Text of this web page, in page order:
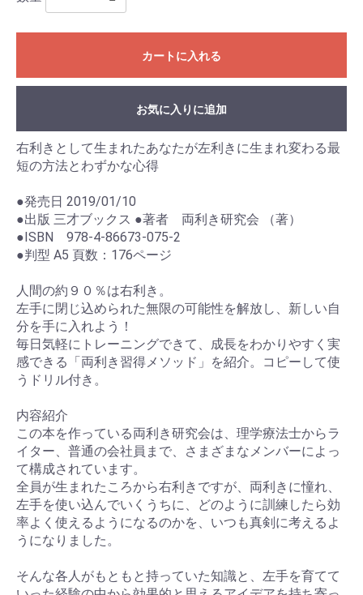
カートに入れる
お気に入りに追加
右利きとして生まれたあなたが左利きに生まれ変わる最
短の方法とわずかな心得
●発売日 2019/01/10
●出版 三才ブックス ●著者 両利き研究会 （著）
●ISBN 978-4-86673-075-2
●判型 A5 頁数：176ページ
人間の約９０％は右利き。
左手に閉じ込められた無限の可能性を解放し、新しい自
分を手に入れよう！
毎日気軽にトレーニングできて、成長をわかりやすく実
感できる「両利き習得メソッド」を紹介。コピーして使
うドリル付き。
内容紹介
この本を作っている両利き研究会は、理学療法士からラ
イター、普通の会社員まで、さまざまなメンバーによっ
て構成されています。
全員が生まれたころから右利きですが、両利きに憧れ、
左手を使い込んでいくうちに、どのように訓練したら効
率よく使えるようになるのかを、いつも真剣に考えるよ
うになりました。
そんな各人がもともと持っていた知識と、左手を育てて